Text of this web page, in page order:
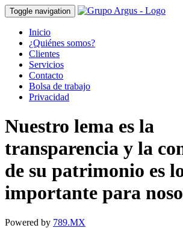
Toggle navigation
Inicio
¿Quiénes somos?
Clientes
Servicios
Contacto
Bolsa de trabajo
Privacidad
Nuestro lema es la
transparencia y la
de su patrimonio es
importante para
Powered by 789.MX